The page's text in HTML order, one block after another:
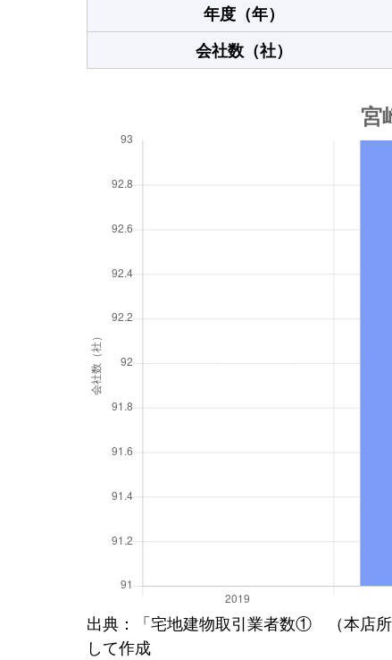
年度（年）
会社数（社）
出典：「宅地建物取引業者数① （本店
して作成